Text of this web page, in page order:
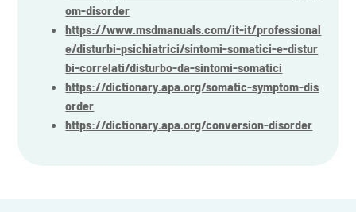
om-disorder
https://www.msdmanuals.com/it-it/professional
e/disturbi-psichiatrici/sintomi-somatici-e-distur
bi-correlati/disturbo-da-sintomi-somatici
https://dictionary.apa.org/somatic-symptom-dis
order
https://dictionary.apa.org/conversion-disorder